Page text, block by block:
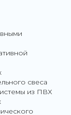
свеса
из ПВХ